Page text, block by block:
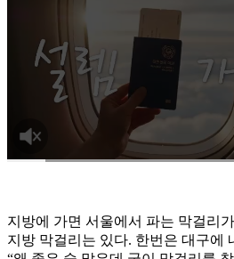
지방에 가면 서울에서 파는 막걸리
지방 막걸리는 있다. 한번은 대구에